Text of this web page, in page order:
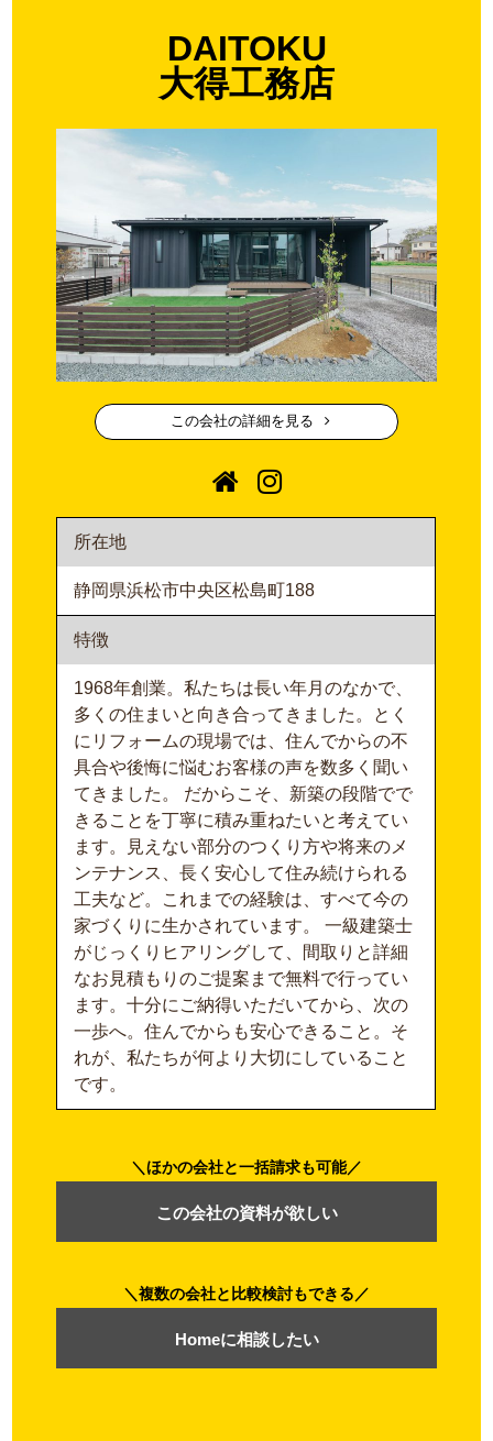
DAITOKU
大得工務店
この会社の詳細を見る
所在地
静岡県浜松市中央区松島町188
特徴
1968年創業。私たちは長い年月のなかで、
多くの住まいと向き合ってきました。とく
にリフォームの現場では、住んでからの不
具合や後悔に悩むお客様の声を数多く聞い
てきました。 だからこそ、新築の段階でで
きることを丁寧に積み重ねたいと考えてい
ます。見えない部分のつくり方や将来のメ
ンテナンス、長く安心して住み続けられる
工夫など。これまでの経験は、すべて今の
家づくりに生かされています。 一級建築士
がじっくりヒアリングして、間取りと詳細
なお見積もりのご提案まで無料で行ってい
ます。十分にご納得いただいてから、次の
一歩へ。住んでからも安心できること。そ
れが、私たちが何より大切にしていること
です。
複数の会社と比較検討もできる
Homeに相談したい
ほかの会社と一括請求も可能
この会社の資料が欲しい